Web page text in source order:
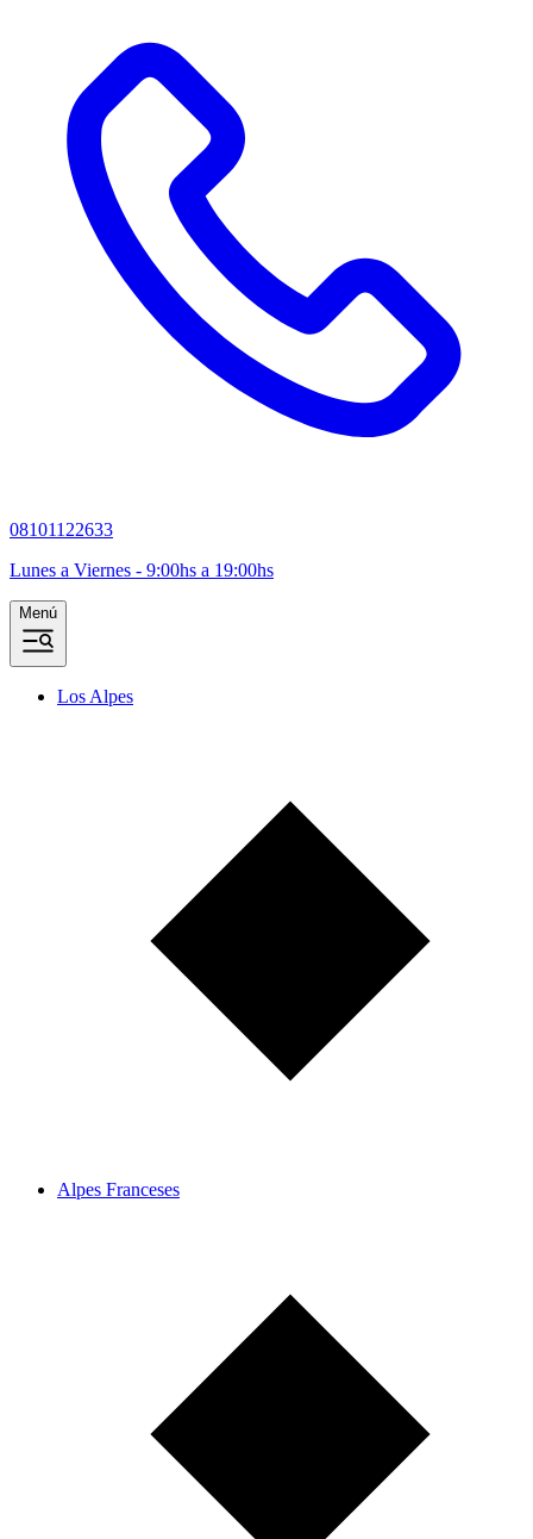
08101122633
Lunes a Viernes - 9:00hs a 19:00hs
Menú
Los Alpes
Alpes Franceses